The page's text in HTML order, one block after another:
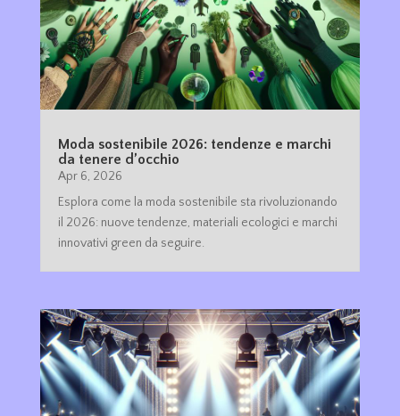
Moda sostenibile 2026: tendenze e marchi
da tenere d’occhio
Apr 6, 2026
Esplora come la moda sostenibile sta rivoluzionando
il 2026: nuove tendenze, materiali ecologici e marchi
innovativi green da seguire.